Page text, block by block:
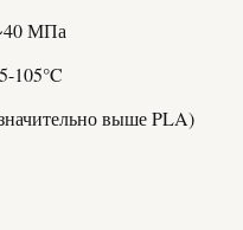
МПа
105°C
выше PLA)